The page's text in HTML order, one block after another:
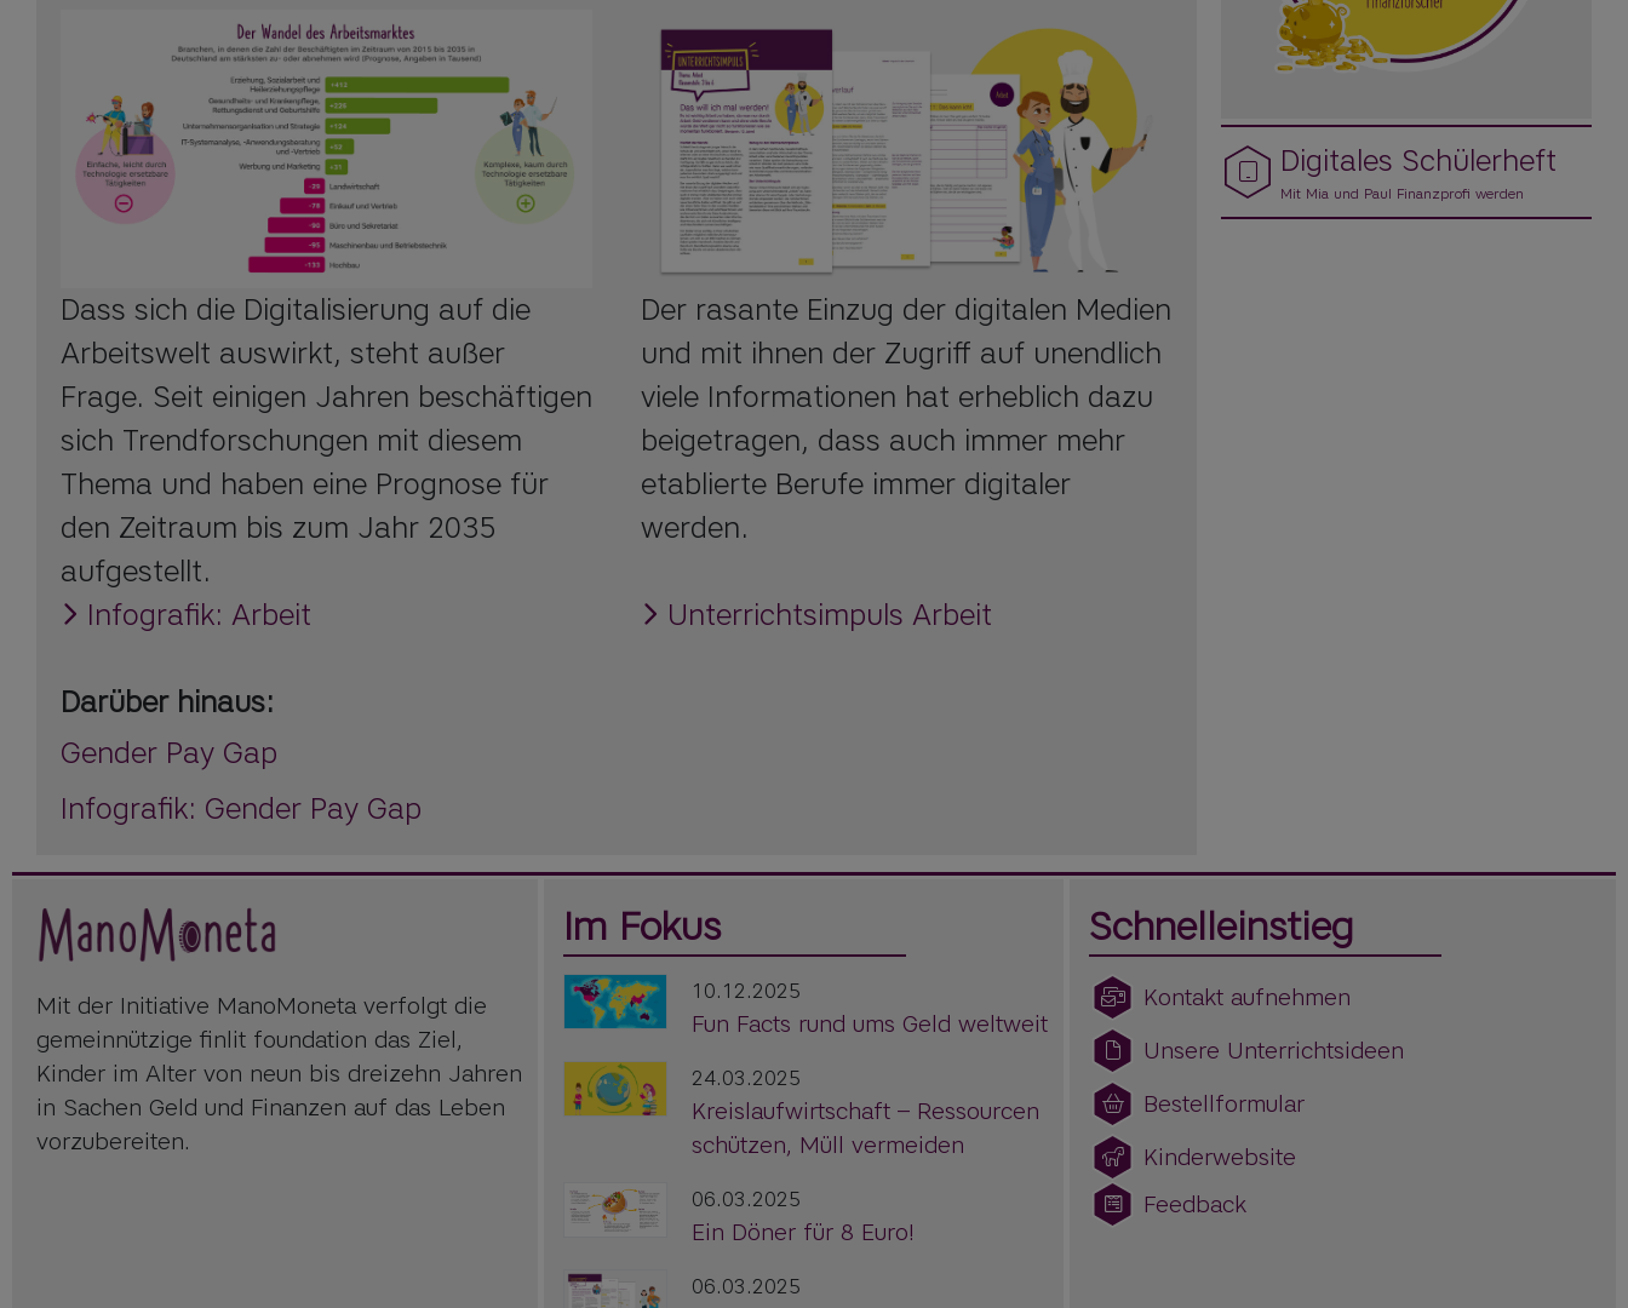
Dass sich die Digitalisierung auf die
Arbeitswelt auswirkt, steht außer
Frage. Seit einigen Jahren beschäftigen
sich Trendforschungen mit diesem
Thema und haben eine Prognose für
den Zeitraum bis zum Jahr 2035
aufgestellt.
Infografik: Arbeit
Der rasante Einzug der digitalen Medien
und mit ihnen der Zugriff auf unendlich
viele Informationen hat erheblich dazu
beigetragen, dass auch immer mehr
etablierte Berufe immer digitaler
werden.
Unterrichtsimpuls Arbeit
Darüber hinaus:
Gender Pay Gap
Infografik: Gender Pay Gap
Digitales Schülerheft
Mit Mia und Paul Finanzprofi werden
Mit der Initiative ManoMoneta verfolgt die
gemeinnützige finlit foundation das Ziel,
Kinder im Alter von neun bis dreizehn Jahren
in Sachen Geld und Finanzen auf das Leben
vorzubereiten.
Im Fokus
10.12.2025
Fun Facts rund ums Geld weltweit
24.03.2025
Kreislaufwirtschaft – Ressourcen
schützen, Müll vermeiden
06.03.2025
Ein Döner für 8 Euro!
06.03.2025
Schnelleinstieg
Kontakt aufnehmen
Unsere Unterrichtsideen
Bestellformular
Kinderwebsite
Feedback